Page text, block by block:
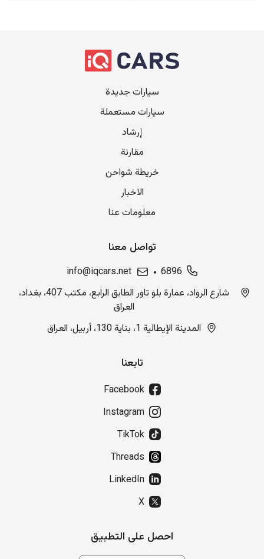
سيارات جديدة
سيارات مستعملة
إرشاد
مقارنة
خريطة شواحن
الاخبار
معلومات عنا
تواصل معنا
6896
info@iqcars.net
شارع الرواد، عمارة بلو تاور الطابق الرابع، مكتب 407، بغداد،
العراق
المدينة الإيطالية 1، بناية 130، أربيل، العراق
تابعنا
Facebook
Instagram
TikTok
Threads
LinkedIn
X
احصل على التطبيق